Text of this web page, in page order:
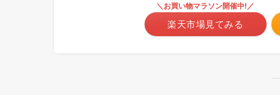
＼お買い物マラソン開催中!／
楽天市場見てみる